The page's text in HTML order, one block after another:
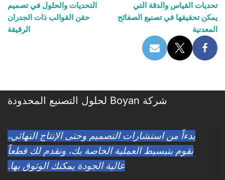
تحديات القياس والدقة التي
يمكن تحقيقها في تصنيع الصفائح
المعدنية
التحديات والحلول في تصميم
حقن القوالب ذات الجدران
الرقيقة
شركة Boyan لحلول التصنيع المحدودة
بدءاً من استشارات التصميم وحتى الإنتاج النهائي،
نقوم بتبسيط العملية الخاصة بك، ونقدم لك قطعاً
عالية الجودة يمكنك الوثوق بها.